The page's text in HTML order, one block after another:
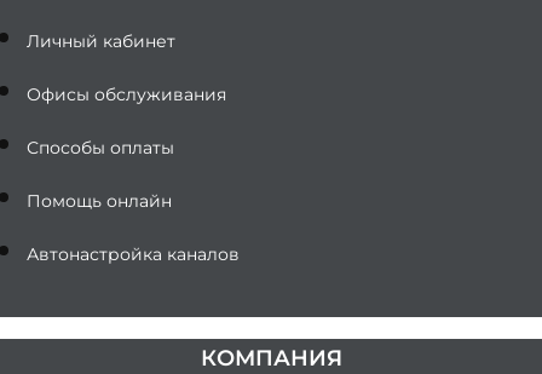
Личный кабинет
Офисы обслуживания
Способы оплаты
Помощь онлайн
Автонастройка каналов
КОМПАНИЯ